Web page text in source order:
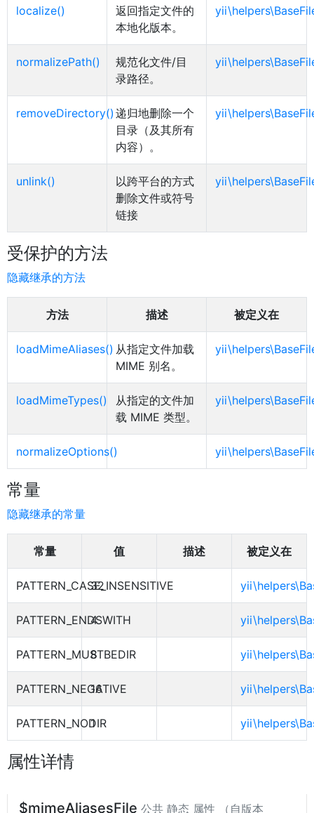
localize()
返回指定文件的
本地化版本。
normalizePath()
规范化文件/目
录路径。
removeDirectory() 递归地删除一个
目录（及其所有
内容）。
unlink()
以跨平台的方式
删除文件或符号
链接
受保护的方法
隐藏继承的方法
方法 描述 被定义在
loadMimeAliases() 从指定文件加载
MIME 别名。
loadMimeTypes()
从指定的文件加
载 MIME 类型。
normalizeOptions()
常量
隐藏继承的常量
常量 值 描述 被定义在
PATTERN_CASE_INSENSITIVE
32
PATTERN_ENDSWITH
4
PATTERN_MUSTBEDIR
8
PATTERN_NEGATIVE
16
PATTERN_NODIR
1
属性详情
$mimeAliasesFile 公共 静态 属性 （自版本